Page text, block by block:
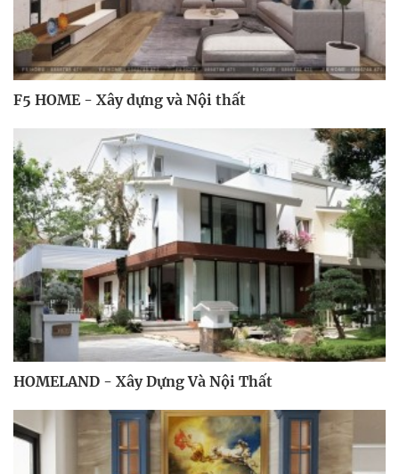
F5 HOME - Xây dựng và Nội thất
HOMELAND - Xây Dựng Và Nội Thất